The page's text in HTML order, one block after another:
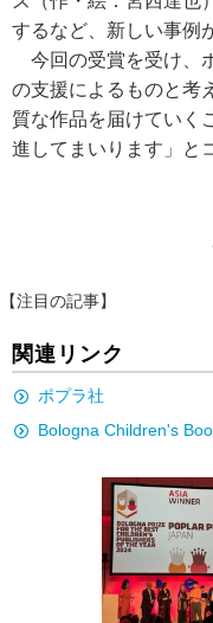
するなど、新しい事例
今回の受賞を受け、
の支援によるものと考
質な作品を届けていく
進してまいります」と
【注目の記事】
関連リンク
ポプラ社
Bologna Children's